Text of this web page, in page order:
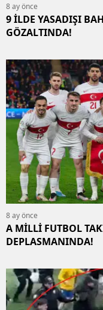
8 ay önce
9 İLDE YASADIŞI
GÖZALTINDA!
8 ay önce
A MİLLİ FUTBOL
DEPLASMANINDA!